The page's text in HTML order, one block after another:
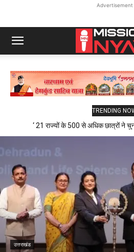
Advertisement
TRENDING
‘ 21 राज्यों के 500 से अधिक छात्रों ने
उत्तराखंड